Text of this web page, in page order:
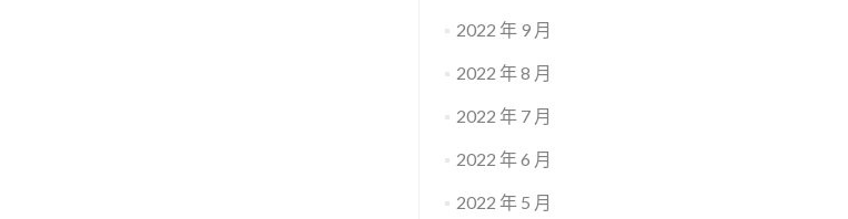
2022 年 9 月
2022 年 8 月
2022 年 7 月
2022 年 6 月
2022 年 5 月